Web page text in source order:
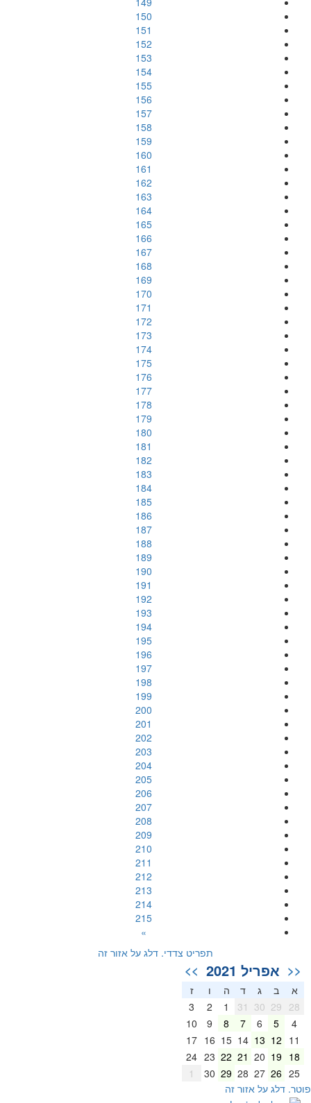
150
151
152
153
154
155
156
157
158
159
160
161
162
163
164
165
166
167
168
169
170
171
172
173
174
175
176
177
178
179
180
181
182
183
184
185
186
187
188
189
190
191
192
193
194
195
196
197
198
199
200
201
202
203
204
205
206
207
208
209
210
211
212
213
214
215
»
תפריט צדדי. דלג על אזור זה
<< אפריל 2021 >>
א ב ג ד ה
ז
28
29
30
31
2
3
4
5
6
7
8
9
10
11
12
13
14
15
16
17
18
19
20
21
22
23
24
25
26
27
28
29
30
דלג על אזור זה